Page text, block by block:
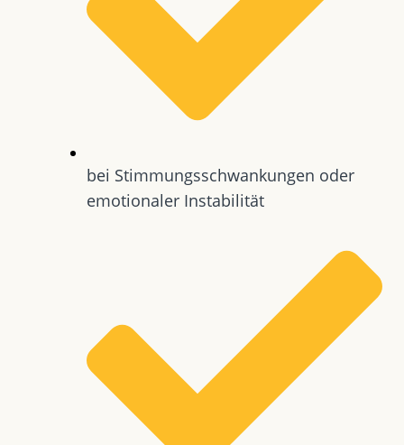
bei Stimmungsschwankungen oder
emotionaler Instabilität